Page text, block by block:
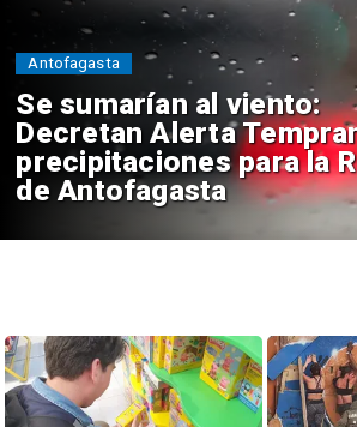
Se sumarían al viento:
Decretan Alerta
precipitaciones para la
de Antofagasta
Antofagasta